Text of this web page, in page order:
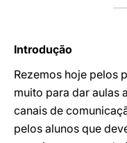
Introdução
Rezemos hoje pelos
muito para dar aulas
canais de
pelos alunos que